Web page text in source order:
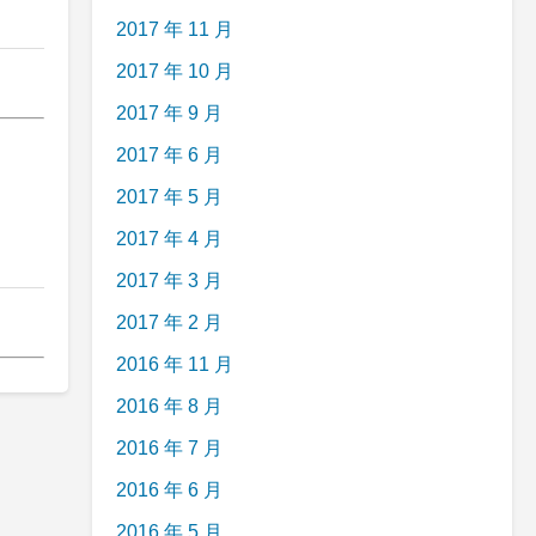
2017 年 11 月
2017 年 10 月
2017 年 9 月
2017 年 6 月
2017 年 5 月
2017 年 4 月
2017 年 3 月
2017 年 2 月
2016 年 11 月
2016 年 8 月
2016 年 7 月
2016 年 6 月
2016 年 5 月